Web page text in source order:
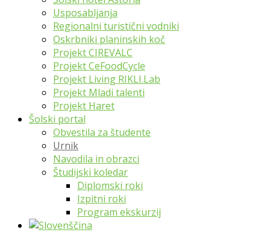
Usposabljanja
Regionalni turistični vodniki
Oskrbniki planinskih koč
Projekt CIREVALC
Projekt CeFoodCycle
Projekt Living RIKLI.Lab
Projekt Mladi talenti
Projekt Haret
Šolski portal
Obvestila za študente
Urnik
Navodila in obrazci
Študijski koledar
Diplomski roki
Izpitni roki
Program ekskurzij